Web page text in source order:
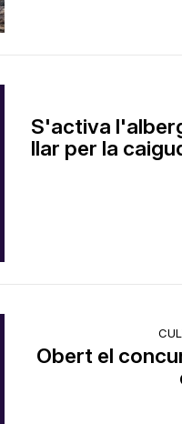
S'activa
llar per la
Obert el